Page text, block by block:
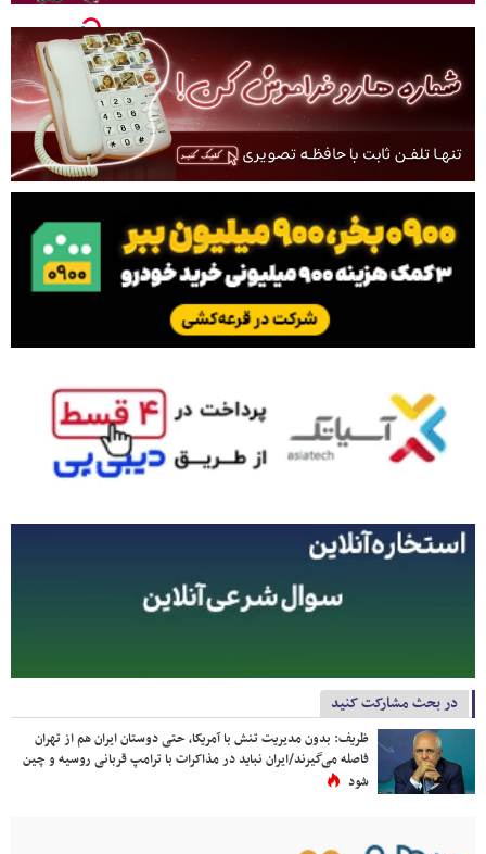
در بحث مشارکت کنید
ظریف: بدون مدیریت تنش با آمریکا، حتی دوستان ایران هم از تهران
فاصله می‌گیرند/ایران نباید در مذاکرات با ترامپ قربانی روسیه و چین
شود